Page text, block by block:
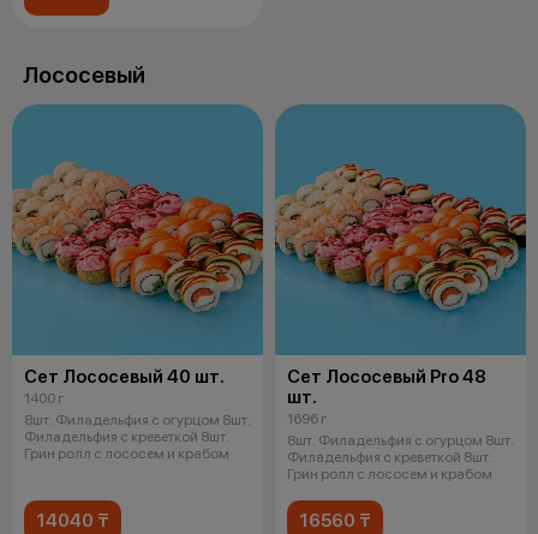
Лососевый
Сет Лососевый 40 шт.
1400 г
8шт. Филадельфия с огурцом 8шт.
Филадельфия с креветкой 8шт.
Грин ролл с лососем и крабом
14040 ₸
Сет Лососевый Pro 48
шт.
1696 г
8шт. Филадельфия с огурцом 8шт.
Филадельфия с креветкой 8шт.
Грин ролл с лососем и крабом
16560 ₸